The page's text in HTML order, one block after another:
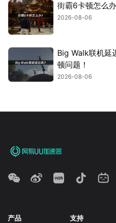
街霸6卡顿怎么
2026-08-06
Big Walk联机延
顿问题！
2026-08-06
产品 支持